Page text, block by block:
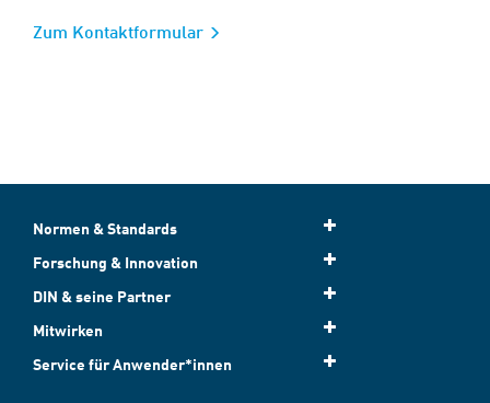
Zum Kontaktformular
Normen & Standards
Forschung & Innovation
DIN & seine Partner
Mitwirken
Service für Anwender*innen